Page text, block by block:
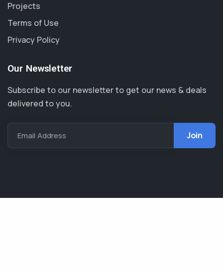
Projects
Terms of Use
Privacy Policy
Our Newsletter
Subscribe to our newsletter to get our news & deals
delivered to you.
Email Address